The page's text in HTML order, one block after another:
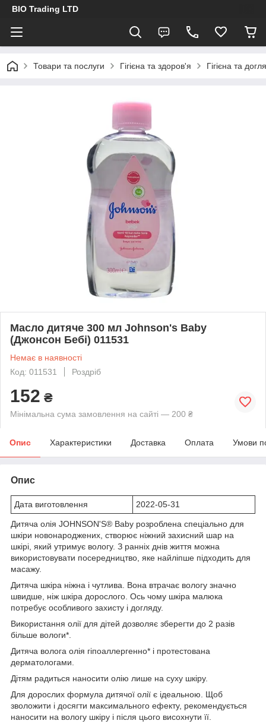
BIO Trading LTD
Товари та послуги Гігієна та здоров'я Гігієна та
Масло дитяче 300 мл Johnson's Baby
(Джонсон Бебі) 011531
Немає в наявності
Код: 011531
Роздріб
152 ₴
Мінімальна сума замовлення на сайті — 200 ₴
Опис Характеристики Доставка Оплата Умови
Опис
Дата виготовлення 2022-05-31
Дитяча олія JOHNSON'S® Baby розроблена спеціально для
шкіри новонароджених, створює ніжний захисний шар на
шкірі, який утримує вологу. З ранніх днів життя можна
використовувати посередництво, яке найліпше підходить для
масажу.
Дитяча шкіра ніжна і чутлива. Вона втрачає вологу значно
швидше, ніж шкіра дорослого. Ось чому шкіра малюка
потребує особливого захисту і догляду.
Використання олії для дітей дозволяє зберегти до 2 разів
більше вологи*.
Дитяча волога олія гіпоаллергенно* і протестована
дерматологами.
Дітям радиться наносити олію лише на суху шкіру.
Для дорослих формула дитячої олії є ідеальною. Щоб
зволожити і досягти максимального ефекту, рекомендується
наносити на вологу шкіру і після цього висохнути її.